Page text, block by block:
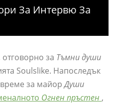
За Интервю За
за Тъмни души
Soulslike. Напоследък
време за майорДуши
Огнен пръстен ,